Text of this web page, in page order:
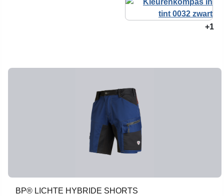
+1
BP® LICHTE HYBRIDE SHORTS